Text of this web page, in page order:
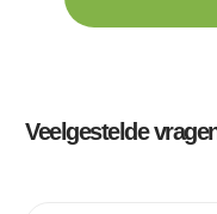
Veelgestelde